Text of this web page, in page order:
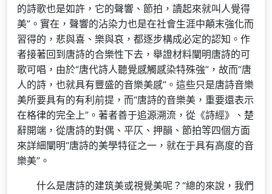
的詩歌也是如許，它的聲響、節拍，讀起來就叫人覺得
美”。實在，聲響的沾染力也是在社會生涯中顛末強化而
習得的，悲與喜、樂與哀，都逐步構成必定的認知。作
者接著回到唐詩的合樂性下去，舉證材料闡明唐詩的可
歌可唱，由於“唐代詩人聽覺感觸感染特殊強”，故而“唐
人的詩，也就具有豐盛的音樂美感”。這些只是唐詩音樂
美所要具有的有利前提，而“唐詩的音樂美，重要還表示
在格律的完全上”。著者善于追源溯流，從《詩經》、楚
辭開端，從唐詩的對偶、平仄、押韻、節拍等四個方面
來詳細闡明“唐詩的美學特征之一，就在于具有高度的音
樂美”。
什么是唐詩的建筑美或視覺美呢？“總的來說，我們